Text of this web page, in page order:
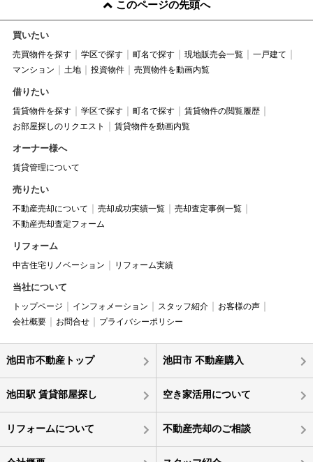
このページの先頭へ
買いたい
売買物件を探す 学区で探す 町名で探す 現地販売会一覧
一戸建て
マンション
土地 投資物件 売買物件を動画内覧
借りたい
賃貸物件を探す 学区で探す 町名で探す
賃貸物件の閲覧履歴
お部屋探しのリクエスト
賃貸物件を動画内覧
オーナー様へ
賃貸管理について
売りたい
不動産売却について 売却成功実績一覧
売却査定事例一覧
不動産売却査定フォーム
リフォーム
中古住宅リノベーション リフォーム実績
当社について
トップページ インフォメーション スタッフ紹介
お客様の声
会社概要
お問合せ プライバシーポリシー
池田市不動産トップ 池田市 不動産購入
池田駅 賃貸部屋探し 空き家活用について
リフォームについて 不動産売却のご相談